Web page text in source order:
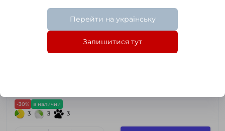
-30% в наличии
3 3 3
в алюминиевой раме с
подсветкой LED
Перейти на українську
Залишитися тут